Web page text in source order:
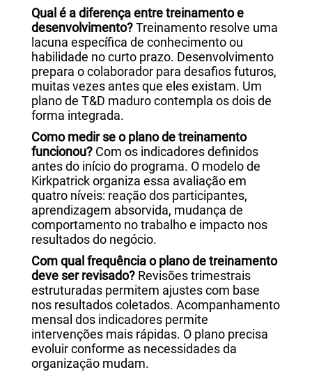
Qual é a diferença entre treinamento e
desenvolvimento?Treinamento resolve uma
lacuna específica de conhecimento ou
habilidade no curto prazo. Desenvolvimento
prepara o colaborador para desafios futuros,
muitas vezes antes que eles existam. Um
plano de T&D maduro contempla os dois de
forma integrada.
Como medir se o plano de treinamento
funcionou?Com os indicadores definidos
antes do início do programa. O modelo de
Kirkpatrick organiza essa avaliação em
quatro níveis: reação dos participantes,
aprendizagem absorvida, mudança de
comportamento no trabalho e impacto nos
resultados do negócio.
Com qual frequência o plano de treinamento
deve ser revisado?Revisões trimestrais
estruturadas permitem ajustes com base
nos resultados coletados. Acompanhamento
mensal dos indicadores permite
intervenções mais rápidas. O plano precisa
evoluir conforme as necessidades da
organização mudam.